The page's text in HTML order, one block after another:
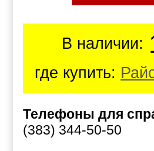
В наличии:
где купить:
Телефоны для
(383) 344-50-50